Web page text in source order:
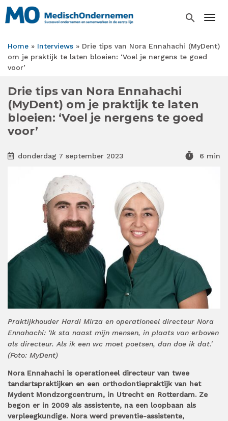
Overslaan
en
inhoud
gaan
search
Kruimelpad
Home Interviews
Drie tips van Nora Ennahachi (MyDent)
om je praktijk te laten bloeien: ‘Voel je nergens te goed
voor’
Drie tips van Nora Ennahachi
(MyDent) om je praktijk te laten
bloeien: ‘Voel je nergens te goed
voor’
donderdag 7 september 2023 timer 6 min
Praktijkhouder Hardi Mirza en operationeel directeur Nora
Ennahachi: 'Ik sta naast mijn mensen, in plaats van erboven
als directeur. Als ik een wc moet poetsen, dan doe ik dat.'
(Foto: MyDent)
Nora Ennahachi is operationeel directeur van twee
tandartspraktijken en een orthodontiepraktijk van het
Mydent Mondzorgcentrum, in Utrecht en Rotterdam. Ze
begon er in 2009 als assistente, na een loopbaan als
verpleegkundige. Nora werd preventie-assistente,